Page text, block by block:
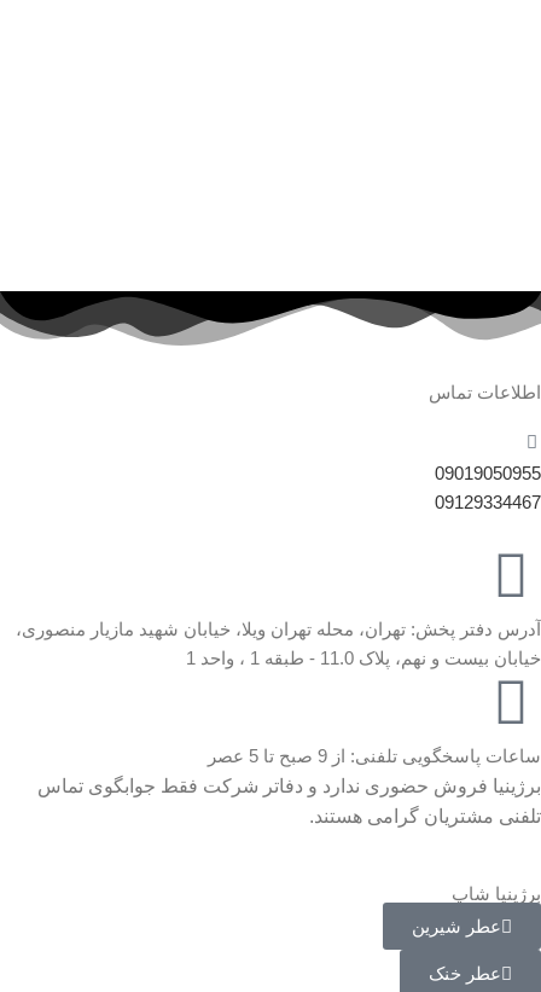
اطلاعات تماس
09019050955
09129334467
آدرس دفتر پخش: تهران، محله تهران ویلا، خیابان شهید مازیار منصوری،
خیابان بیست و نهم، پلاک 11.0 - طبقه 1 ، واحد 1
ساعات پاسخگویی تلفنی: از 9 صبح تا 5 عصر
برژینیا فروش حضوری ندارد و دفاتر شرکت فقط جوابگوی تماس
تلفنی مشتریان گرامی هستند.
برژینیا شاپ
عطر شیرین
عطر خنک